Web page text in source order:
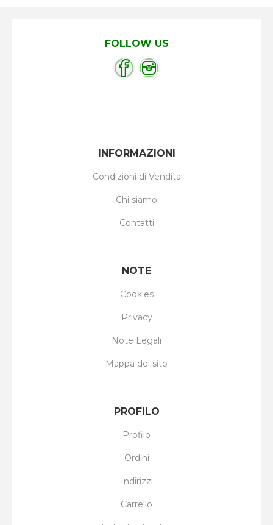
FOLLOW US
INFORMAZIONI
Condizioni di Vendita
Chi siamo
Contatti
NOTE
Cookies
Privacy
Note Legali
Mappa del sito
PROFILO
Profilo
Ordini
Indirizzi
Carrello